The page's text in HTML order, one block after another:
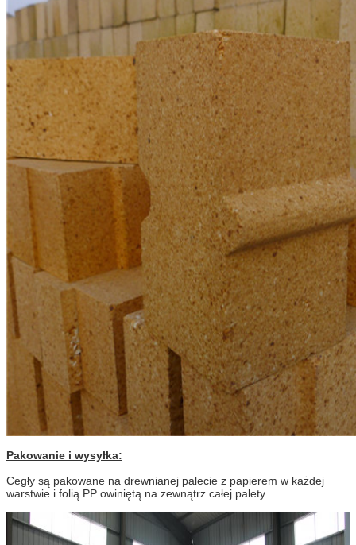
Pakowanie i wysyłka:
Cegły są pakowane na drewnianej palecie z papierem w każdej
warstwie i folią PP owiniętą na zewnątrz całej palety.